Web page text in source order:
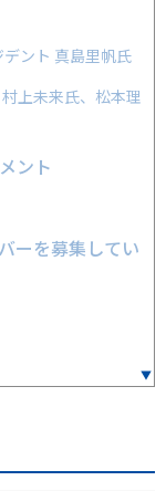
ント 真島里帆氏
上未来氏、松本理
ント
ーを募集してい